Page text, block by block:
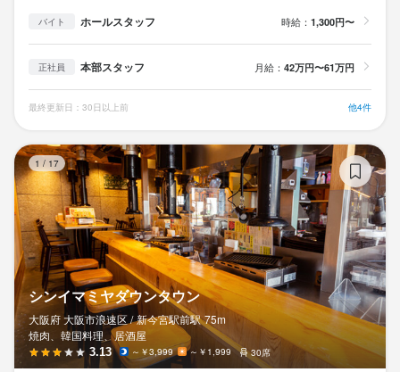
バイト ホールスタッフ 時給： 1,300円〜
正社員 本部スタッフ 月給： 42万円〜61万円
最終更新日：30日以上前 他4件
1 / 17
シンイマミヤダウンタウン
大阪府 大阪市浪速区 / 新今宮駅前駅 75m
焼肉、韓国料理、居酒屋
3.13 ～￥3,999 ～￥1,999 30席